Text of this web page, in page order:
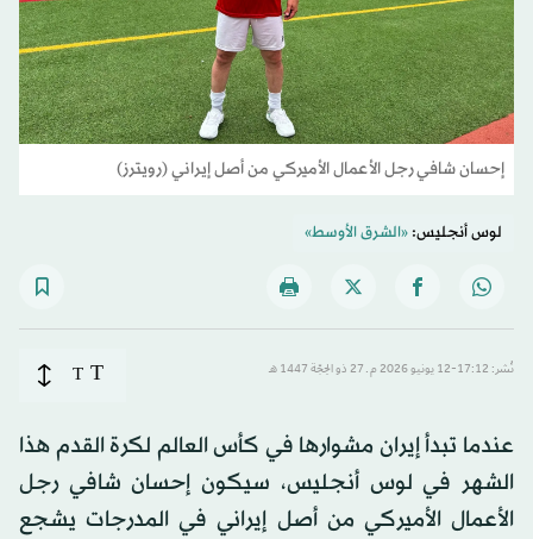
إحسان شافي رجل الأعمال الأميركي من أصل إيراني (رويترز)
لوس أنجليس:«الشرق الأوسط»
نُشر: 17:12-12 يونيو 2026 م ـ 27 ذو الحِجّة 1447 هـ T
T
عندما تبدأ إيران مشوارها في كأس العالم لكرة القدم هذا
الشهر في لوس أنجليس، سيكون إحسان شافي رجل
الأعمال الأميركي من أصل إيراني في المدرجات يشجع